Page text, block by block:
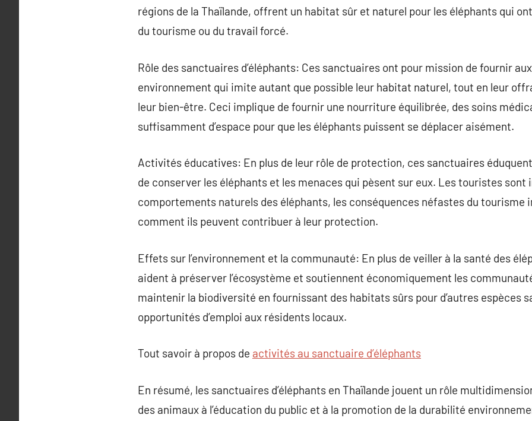
régions de la Thaïlande, offrent un habitat sûr et naturel pour les éléphants qui
du tourisme ou du travail forcé.
Rôle des sanctuaires d’éléphants: Ces sanctuaires ont pour mission de fournir
environnement qui imite autant que possible leur habitat naturel, tout en leur
leur bien-être. Ceci implique de fournir une nourriture équilibrée, des soins
suffisamment d’espace pour que les éléphants puissent se déplacer aisément.
Activités éducatives: En plus de leur rôle de protection, ces sanctuaires
de conserver les éléphants et les menaces qui pèsent sur eux. Les touristes sont
comportements naturels des éléphants, les conséquences néfastes du tourisme
comment ils peuvent contribuer à leur protection.
Effets sur l’environnement et la communauté: En plus de veiller à la santé des
aident à préserver l’écosystème et soutiennent économiquement les
maintenir la biodiversité en fournissant des habitats sûrs pour d’autres espèces
opportunités d’emploi aux résidents locaux.
Tout savoir à propos de activités au sanctuaire d’éléphants
En résumé, les sanctuaires d’éléphants en Thaïlande jouent un rôle
des animaux à l’éducation du public et à la promotion de la durabilité